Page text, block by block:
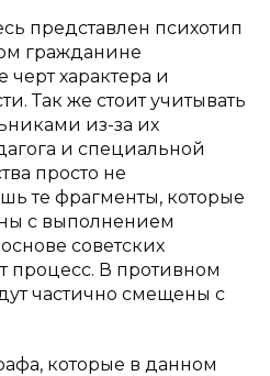
представлен психотип
гражданине
характера и
Так же стоит учитывать
из-за их
и специальной
просто не
те фрагменты, которые
с выполнением
советских
В противном
частично смещены с
которые в данном